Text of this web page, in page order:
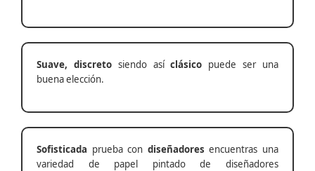
Suave, discretosiendo asíclásico puede ser una
buena elección.
Sofisticada prueba con diseñadores encuentras una
variedad de papel pintado de diseñadores